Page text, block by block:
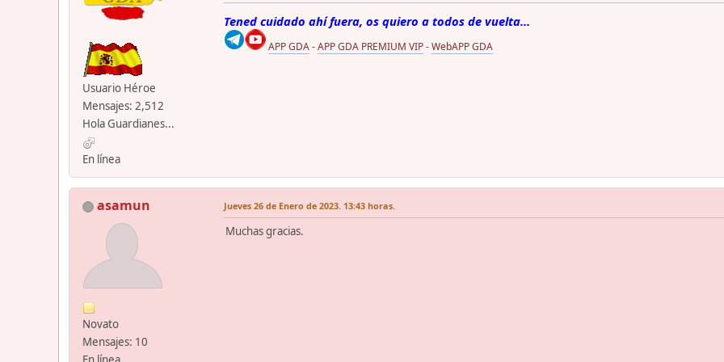
Usuario Héroe
Mensajes: 2,512
Hola Guardianes...
En línea
Tened cuidado ahí fuera, os quiero a todos de vuelta...
APP GDA-APP GDA PREMIUM VIP-WebAPP GDA
asamun
Novato
Mensajes: 10
Jueves 26 de Enero de 2023. 13:43 horas.
Muchas gracias.